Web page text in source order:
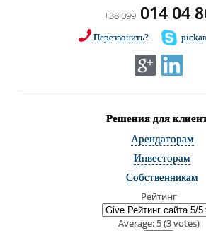
+38 099 014 04
Перезвонить?
Решения для
Арендаторам
Инвесторам
Собственникам
Рейтинг
Average:5(3votes)